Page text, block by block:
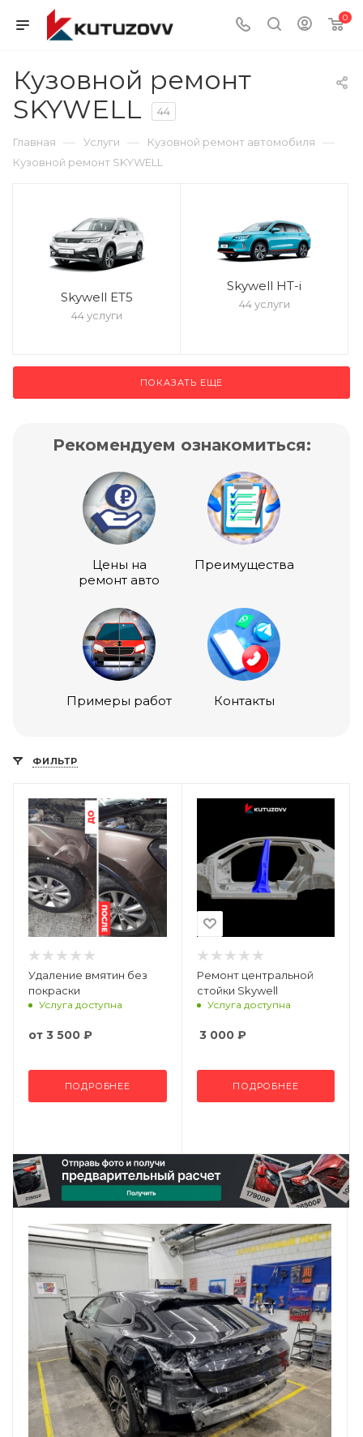
0
Кузовной ремонт
SKYWELL
44
Главная — Услуги — Кузовной ремонт автомобиля —
Кузовной ремонт SKYWELL
Skywell ET5
44 услуги
Skywell HT-i
44 услуги
ПОКАЗАТЬ ЕЩЕ
Рекомендуем ознакомиться:
Цены на
ремонт авто
Преимущества
Примеры работ Контакты
ФИЛЬТР
Удаление вмятин без
покраски
Услуга доступна
от 3 500 ₽
ПОДРОБНЕЕ
Ремонт центральной
стойки Skywell
Услуга доступна
3 000₽
ПОДРОБНЕЕ